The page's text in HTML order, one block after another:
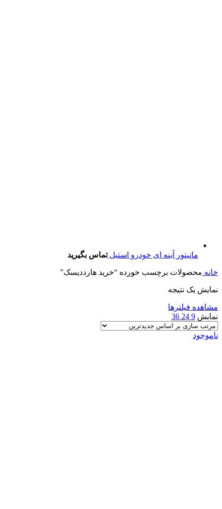
مانیتور آینه ای خودرو استیلتماس بگیرید
خانه محصولات برچسب خورده “خرید هارددیسک”
نمایش یک نتیجه
مشاهده فیلترها
نمایش 9
24
36
ناموجود